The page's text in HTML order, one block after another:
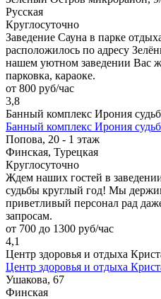
Русская
Круглосуточно
Заведение Сауна в парке
расположилось по адресу
нашем уютном заведении Вас
парковка, караоке.
от 800 руб/час
3,8
Банный комплекс Ирония
Банный комплекс Ирония
Попова, 20 - 1 этаж
Финская, Турецкая
Круглосуточно
Ждем наших гостей в
судьбы круглый год! Мы
приветливый персонал рад
запросам.
от 700 до 1300 руб/час
4,1
Центр здоровья и отдыха
Центр здоровья и отдыха
Ушакова, 67
Финская